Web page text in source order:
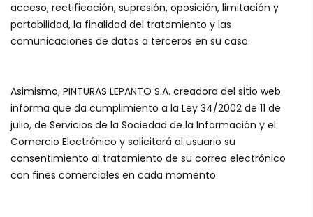
acceso, rectificación, supresión, oposición, limitación y
portabilidad, la finalidad del tratamiento y las
comunicaciones de datos a terceros en su caso.
Asimismo, PINTURAS LEPANTO S.A. creadora del sitio web
informa que da cumplimiento a la Ley 34/2002 de 11 de
julio, de Servicios de la Sociedad de la Información y el
Comercio Electrónico y solicitará al usuario su
consentimiento al tratamiento de su correo electrónico
con fines comerciales en cada momento.